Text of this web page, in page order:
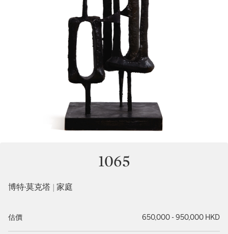
1065
博特·莫克塔 | 家庭
估價 650,000 - 950,000 HKD